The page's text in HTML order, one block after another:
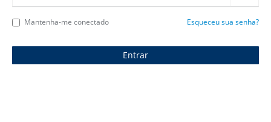
Mantenha-me conectado Esqueceu sua senha?